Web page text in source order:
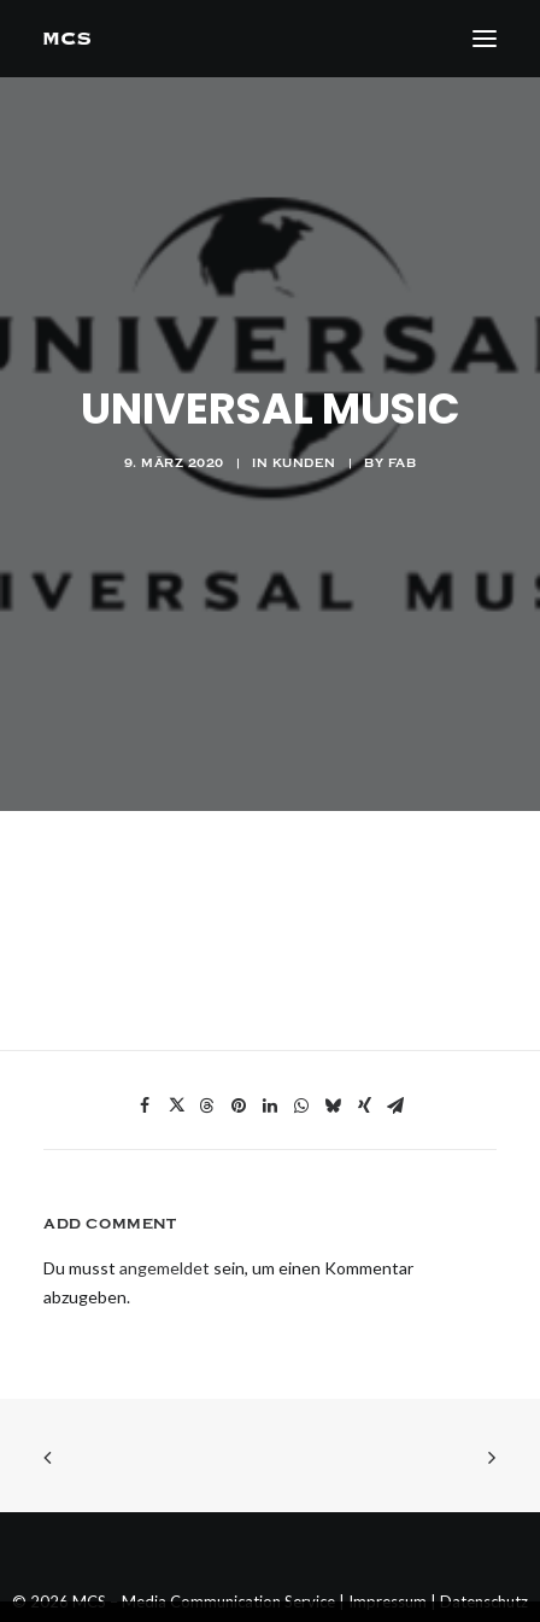
UNIVERSAL MUSIC
9. MÄRZ 2020 | IN KUNDEN | BY FAB
ADD COMMENT
Du musst angemeldet sein, um einen Kommentar
abzugeben.
© 2026 MCS – Media Communication Service | Impressum | Datenschutz